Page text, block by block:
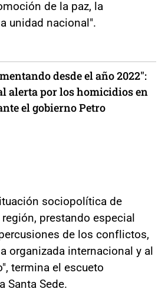
de la paz, la
unidad nacional".
desde el año 2022":
alerta por los homicidios en
el gobierno Petro
sociopolítica de
prestando especial
de los conflictos,
organizada internacional y al
termina el escueto
Santa Sede.